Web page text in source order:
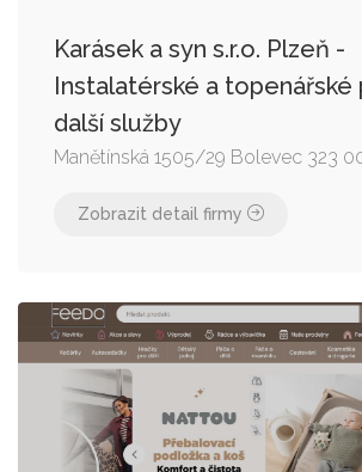
Karásek a syn s.r.o. Plzeň -
Instalatérské a topenářské
další služby
Manětínská 1505/29 Bolevec 323
Zobrazit detail firmy